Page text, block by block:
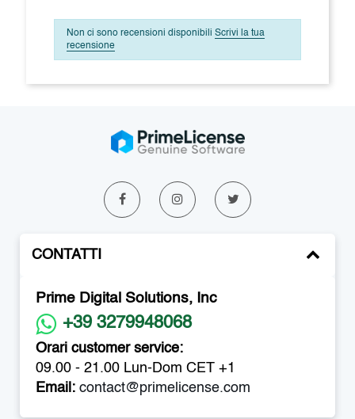
Non ci sono recensioni disponibili Scrivi la tua
recensione
CONTATTI
Prime Digital Solutions, Inc
+39 3279948068
Orari customer service:
09.00 - 21.00 Lun-Dom CET +1
Email: contact@primelicense.com